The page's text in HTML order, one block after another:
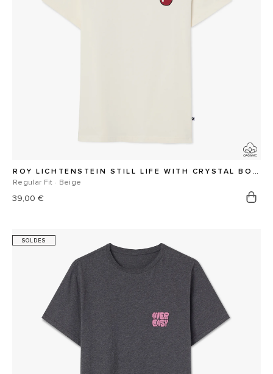
ROY LICHTENSTEIN STILL LIFE WITH CRYSTAL BOWL TEE
Regular Fit · Beige
Prix
39,00 €
SOLDES